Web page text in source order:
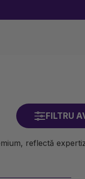
FILTRU
reflectă